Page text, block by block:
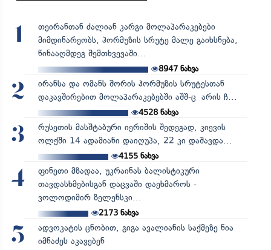
1
თეირანთან ძალიან კარგი მოლაპარაკებები
მიმდინარეობს, ჰორმუზის სრუტე მალე გაიხსნება,
წინააღმდეგ შემთხვევაში...
8947 ნახვა
2
ირანსა და ომანს შორის ჰორმუზის სრუტესთან
დაკავშირებით მოლაპარაკებებში აშშ-ც არის ჩ...
4528ნახვა
3
რუსეთის მასშტაბური იერიშის შედეგად, კიევის
ოლქში 14 ადამიანი დაიღუპა, 22 კი დაშავდა...
4155ნახვა
4
ფინეთი მზადაა, უკრაინას ბალისტიკური
თავდასხმებისგან დაცვაში დაეხმაროს -
ვოლოდიმირ ზელენსკი...
2173ნახვა
5
ადვოკატის ცნობით, გიგა ავალიანის საქმეზე ნია
იმნაძეს აკავებენ